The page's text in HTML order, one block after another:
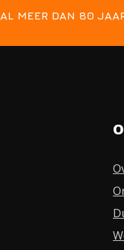
AL MEER DAN 80